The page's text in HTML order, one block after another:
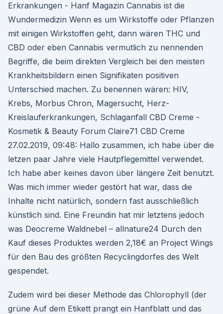
Erkrankungen - Hanf Magazin Cannabis ist die
Wundermedizin Wenn es um Wirkstoffe oder Pflanzen
mit einigen Wirkstoffen geht, dann wären THC und
CBD oder eben Cannabis vermutlich zu nennenden
Begriffe, die beim direkten Vergleich bei den meisten
Krankheitsbildern einen Signifikaten positiven
Unterschied machen. Zu benennen wären: HIV,
Krebs, Morbus Chron, Magersucht, Herz-
Kreislauferkrankungen, Schlaganfall CBD Creme -
Kosmetik & Beauty Forum Claire71 CBD Creme
27.02.2019, 09:48: Hallo zusammen, ich habe über die
letzen paar Jahre viele Hautpflegemittel verwendet.
Ich habe aber keines davon über längere Zeit benutzt.
Was mich immer wieder gestört hat war, dass die
Inhalte nicht natürlich, sondern fast ausschließlich
künstlich sind. Eine Freundin hat mir letztens jedoch
was Deocreme Waldnebel – allnature24 Durch den
Kauf dieses Produktes werden 2,18€ an Project Wings
für den Bau des größten Recyclingdorfes des Welt
gespendet.
Zudem wird bei dieser Methode das Chlorophyll (der
grüne Auf dem Etikett prangt ein Hanfblatt und das